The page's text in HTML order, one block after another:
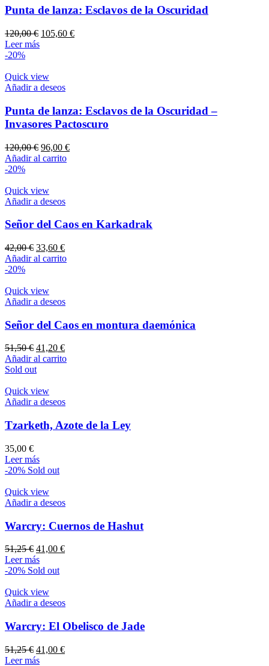
Punta de lanza: Esclavos de la Oscuridad
120,00€ El
120,00 €.
105,60 €El
Leer más
-20%
Quick view
Añadir a deseos
Punta de lanza: Esclavos de la Oscuridad –
Invasores Pactoscuro
120,00€ El
precio
120,00 €.
96,00 €El
Añadir al carrito
-20%
Quick view
Añadir a deseos
Señor del Caos en Karkadrak
42,00€ El
precio
42,00 €.
33,60 €El
precio
Añadir al carrito
-20%
Quick view
Añadir a deseos
Señor del Caos en montura daemónica
51,50€ El
precio
original
51,50 €.
41,20 €El
precio
Añadir al carrito
Sold out
Quick view
Añadir a deseos
Tzarketh, Azote de la Ley
35,00 €
Leer más
-20% Sold out
Quick view
Añadir a deseos
Warcry: Cuernos de Hashut
51,25€ El
precio
original
51,25 €.
41,00 €El
Leer más
-20% Sold out
Quick view
Añadir a deseos
Warcry: El Obelisco de Jade
51,25€ El
precio
41,00 €El
Leer más